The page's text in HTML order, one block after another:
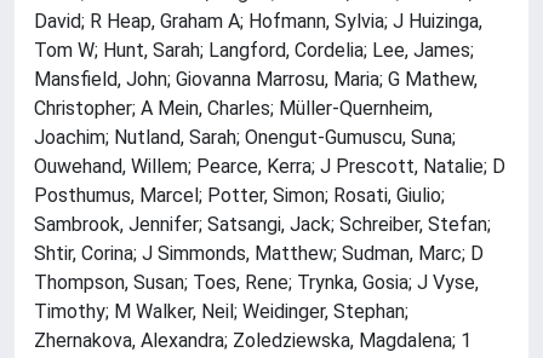
David; R Heap, Graham A; Hofmann, Sylvia; J Huizinga,
Tom W; Hunt, Sarah; Langford, Cordelia; Lee, James;
Mansfield, John; Giovanna Marrosu, Maria; G Mathew,
Christopher; A Mein, Charles; Müller-Quernheim,
Joachim; Nutland, Sarah; Onengut-Gumuscu, Suna;
Ouwehand, Willem; Pearce, Kerra; J Prescott, Natalie; D
Posthumus, Marcel; Potter, Simon; Rosati, Giulio;
Sambrook, Jennifer; Satsangi, Jack; Schreiber, Stefan;
Shtir, Corina; J Simmonds, Matthew; Sudman, Marc; D
Thompson, Susan; Toes, Rene; Trynka, Gosia; J Vyse,
Timothy; M Walker, Neil; Weidinger, Stephan;
Zhernakova, Alexandra; Zoledziewska, Magdalena; 1